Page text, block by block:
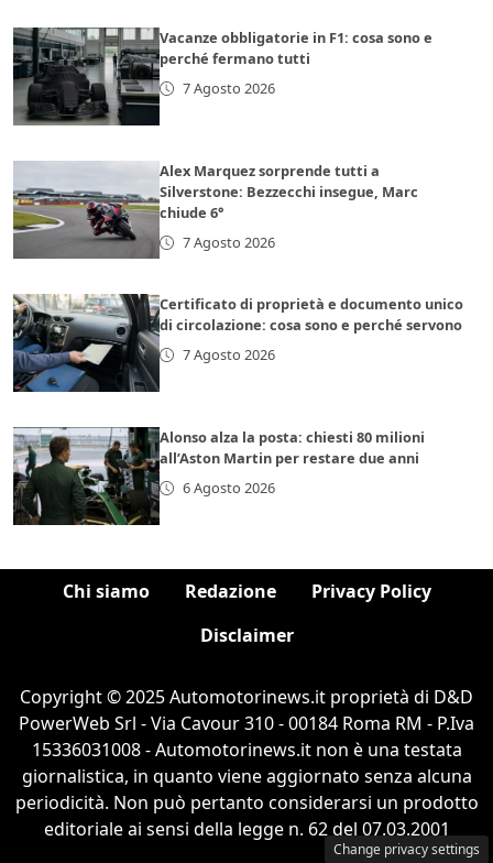
Vacanze obbligatorie in F1: cosa sono e
perché fermano tutti
7 Agosto 2026
Alex Marquez sorprende tutti a
Silverstone: Bezzecchi insegue, Marc
chiude 6°
7 Agosto 2026
Certificato di proprietà e documento unico
di circolazione: cosa sono e perché servono
7 Agosto 2026
Alonso alza la posta: chiesti 80 milioni
all’Aston Martin per restare due anni
6 Agosto 2026
Chi siamo Redazione
Privacy Policy
Disclaimer
Copyright © 2025 Automotorinews.it proprietà di D&D
PowerWeb Srl - Via Cavour 310 - 00184 Roma RM - P.Iva
15336031008 - Automotorinews.it non è una testata
giornalistica, in quanto viene aggiornato senza alcuna
periodicità. Non può pertanto considerarsi un prodotto
editoriale ai sensi della legge n. 62 del 07.03.2001
Change privacy settings